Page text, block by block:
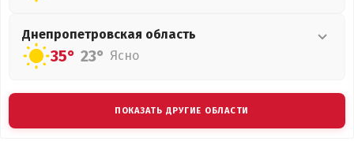
Днепропетровская область
35° 23° Ясно
ПОКАЗАТЬ ДРУГИЕ ОБЛАСТИ